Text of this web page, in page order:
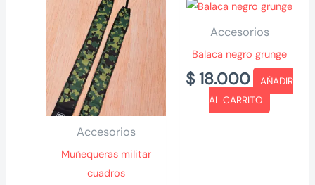
Accesorios
Muñequeras militar
cuadros
Accesorios
Balaca negro grunge
$ 18.000
AÑADIR
AL CARRITO